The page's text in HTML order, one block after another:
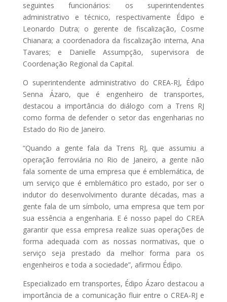
seguintes funcionários: os superintendentes
administrativo e técnico, respectivamente Édipo e
Leonardo Dutra; o gerente de fiscalização, Cosme
Chianara; a coordenadora da fiscalização interna, Ana
Tavares; e Danielle Assumpção, supervisora de
Coordenação Regional da Capital.
O superintendente administrativo do CREA-RJ, Édipo
Senna Ázaro, que é engenheiro de transportes,
destacou a importância do diálogo com a Trens RJ
como forma de defender o setor das engenharias no
Estado do Rio de Janeiro.
“Quando a gente fala da Trens RJ, que assumiu a
operação ferroviária no Rio de Janeiro, a gente não
fala somente de uma empresa que é emblemática, de
um serviço que é emblemático pro estado, por ser o
indutor do desenvolvimento durante décadas, mas a
gente fala de um símbolo, uma empresa que tem por
sua essência a engenharia. E é nosso papel do CREA
garantir que essa empresa realize suas operações de
forma adequada com as nossas normativas, que o
serviço seja prestado da melhor forma para os
engenheiros e toda a sociedade”, afirmou Édipo.
Especializado em transportes, Édipo Ázaro destacou a
importância de a comunicação fluir entre o CREA-RJ e